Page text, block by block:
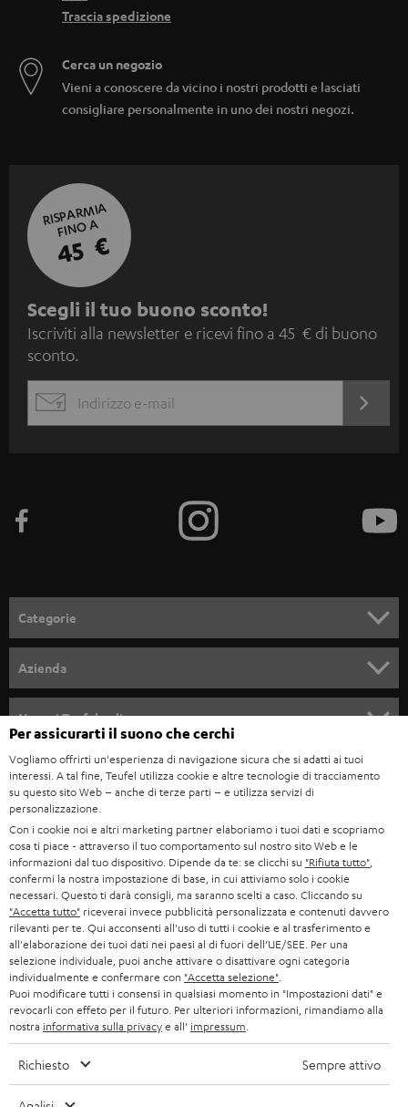
Traccia spedizione
Cerca un negozio
Vieni a conoscere da vicino i nostri prodotti e lasciati
consigliare personalmente in uno dei nostri negozi.
RISPARMIA
FINO A
45 €
I
s
c
i
n
l
l
a
n
e
w
s
l
e
t
t
e
r
Scegli il tuo buono sconto!
Iscriviti alla newsletter e ricevi fino a 45 € di buono
sconto.
EMAIL
ORA
Categorie
SOUNDBAR
STEREO
SMART HOME
CUFFIE
CUFFIE BLUETOOTH
SET STEREO
ALTOPARLANTE
ULTIMA
CUFFIE IN-EAR
FANSHOP
Azienda
STAMPA
B2B
BLOG
NEWSLETTER
NEGOZI
VANTAGGI TEUFEL
LA NOSTRA STORIA
MANAGEMENT
Negozi Teufel online
GERMANIA
AUSTRIA
SVIZZERA
PAESI BASSI
BELGIO
FRANCIA
POLONIA
Per assicurarti il suono che cerchi
Vogliamo offrirti un'esperienza di navigazione sicura che si adatti ai tuoi
interessi. A tal fine, Teufel utilizza cookie e altre tecnologie di tracciamento
su questo sito Web – anche di terze parti – e utilizza servizi di
personalizzazione.
Con i cookie noi e altri marketing partner elaboriamo i tuoi dati e scopriamo
cosa ti piace - attraverso il tuo comportamento sul nostro sito Web e le
informazioni dal tuo dispositivo. Dipende da te: se clicchi su "Rifiuta tutto"
confermi la nostra impostazione di base, in cui attiviamo solo i cookie
necessari. Questo ti darà consigli, ma saranno scelti a caso. Cliccando su
"Accetta tutto" riceverai invece pubblicità personalizzata e contenuti davvero
rilevanti per te. Qui acconsenti all'uso di tutti i cookie e al trasferimento e
all'elaborazione dei tuoi dati nei paesi al di fuori dell’UE/SEE. Per una
selezione individuale, puoi anche attivare o disattivare ogni categoria
individualmente e confermare con "Accetta selezione"
Puoi modificare tutti i consensi in qualsiasi momento in "Impostazioni dati" e
revocarli con effeto per il futuro. Per ulteriori informazioni, rimandiamo alla
nostra informativa sulla privacye all' impressum
Richiesto Sempre attivo